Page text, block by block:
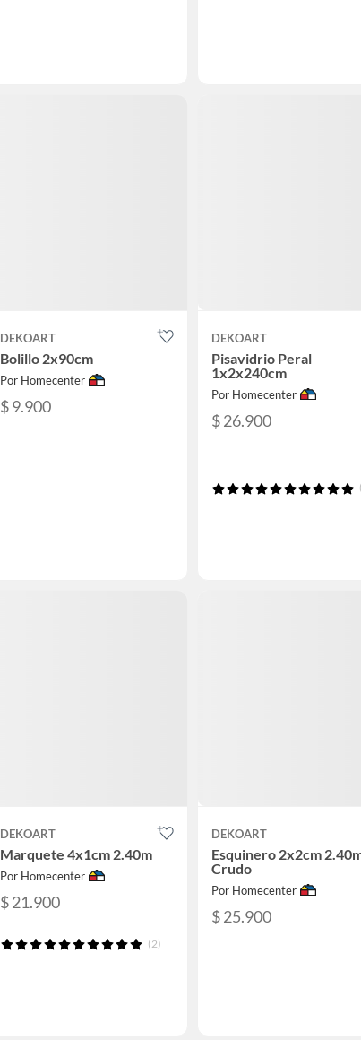
DEKOART
Bolillo 2x90cm
Por Homecenter
$ 9.900
DEKOART
Pisavidrio Peral
1x2x240cm
Por Homecenter
$ 26.900
DEKOART
Marquete 4x1cm 2.40m
Por Homecenter
$ 21.900
(2)
DEKOART
Esquinero 2x2cm
Crudo
Por Homecenter
$ 25.900